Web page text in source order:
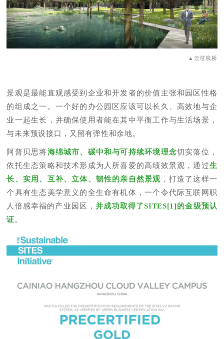
▲云澄栈桥
景观是最能直观感受到企业和开发者的价值主张和园区性格
的组成之一。一个好的办公园区应该可以长久、高效地与企
业一起生长，并确保使用者能在其中平衡工作与生活场景，
与未来预设接口，又留有弹性和余地。
阿普贝思将海绵城市、碳中和与可持续环境理念切实落位，
依托生态策略和技术形成为人所喜爱的高绩效景观，通过生
长、实用、互补、立体、韧性的亲自然景观 ，打造了这样一
个具有生态美学意义的全生命有机体，一个令代际互联网职
人倍感幸福的产业园区，并成功取得了SITES[1]的金级预认
证。